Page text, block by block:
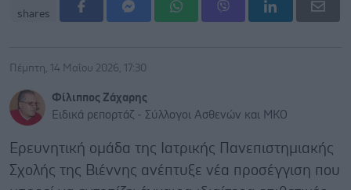
shares
Πέμπτη, 14 Μαΐου 2026, 17:30
Φίλιππος Ζάχαρης
Ειδικά ρεπορτάζ - Σύλλογοι Ασθενών και ΜΚΟ
Ερευνητική ομάδα της Ιατρικής Πανεπιστημιακής
Σχολής της Βιέννης ανέπτυξε νέα προσέγγιση που